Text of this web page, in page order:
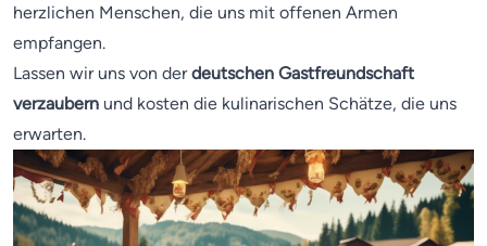
herzlichen Menschen, die uns mit offenen Armen
empfangen.
Lassen wir uns von derdeutschen Gastfreundschaft
verzaubern und kosten die kulinarischen Schätze, die uns
erwarten.